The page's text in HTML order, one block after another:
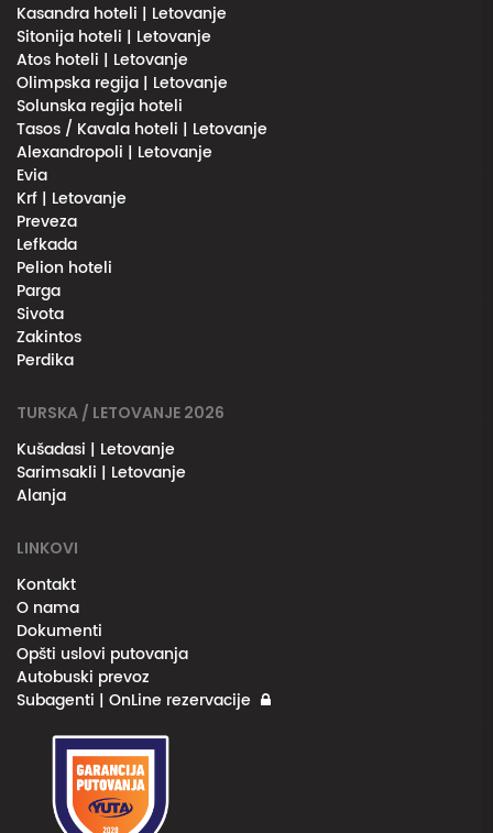
Kasandra hoteli | Letovanje
Sitonija hoteli | Letovanje
Atos hoteli | Letovanje
Olimpska regija | Letovanje
Solunska regija hoteli
Tasos / Kavala hoteli | Letovanje
Alexandropoli | Letovanje
Evia
Krf | Letovanje
Preveza
Lefkada
Pelion hoteli
Parga
Sivota
Zakintos
Perdika
TURSKA / LETOVANJE 2026
Kušadasi | Letovanje
Sarimsakli | Letovanje
Alanja
LINKOVI
Kontakt
O nama
Dokumenti
Opšti uslovi putovanja
Autobuski prevoz
Subagenti | OnLine rezervacije